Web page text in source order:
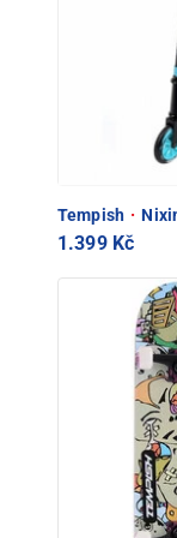
Tempish ·
1.399 Kč